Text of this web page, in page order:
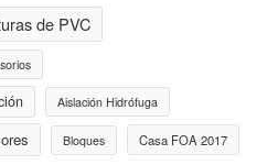
de PVC
Aislación Hidrófuga
Bloques Casa FOA 2017